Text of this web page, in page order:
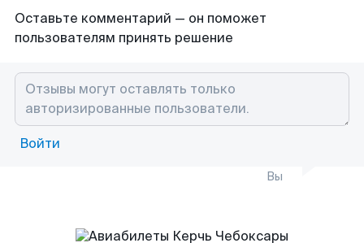
Оставьте комментарий — он поможет
пользователям принять решение
Войти
Вы